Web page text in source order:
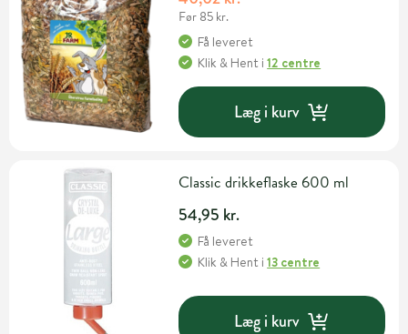
Før 85 kr.
Få leveret
Klik & Hent i12 centre
Læg i kurv
Classic drikkeflaske 600 ml
54,95 kr.
Få leveret
Klik & Hent i13 centre
Læg i kurv